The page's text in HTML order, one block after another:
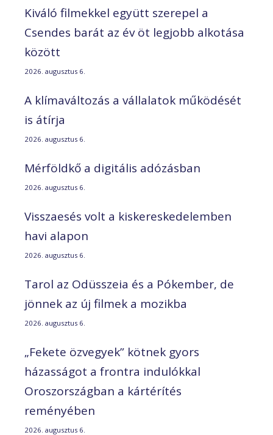
Kiváló filmekkel együtt szerepel a
Csendes barát az év öt legjobb alkotása
között
2026. augusztus 6.
A klímaváltozás a vállalatok működését
is átírja
2026. augusztus 6.
Mérföldkő a digitális adózásban
2026. augusztus 6.
Visszaesés volt a kiskereskedelemben
havi alapon
2026. augusztus 6.
Tarol az Odüsszeia és a Pókember, de
jönnek az új filmek a mozikba
2026. augusztus 6.
„Fekete özvegyek” kötnek gyors
házasságot a frontra indulókkal
Oroszországban a kártérítés
reményében
2026. augusztus 6.